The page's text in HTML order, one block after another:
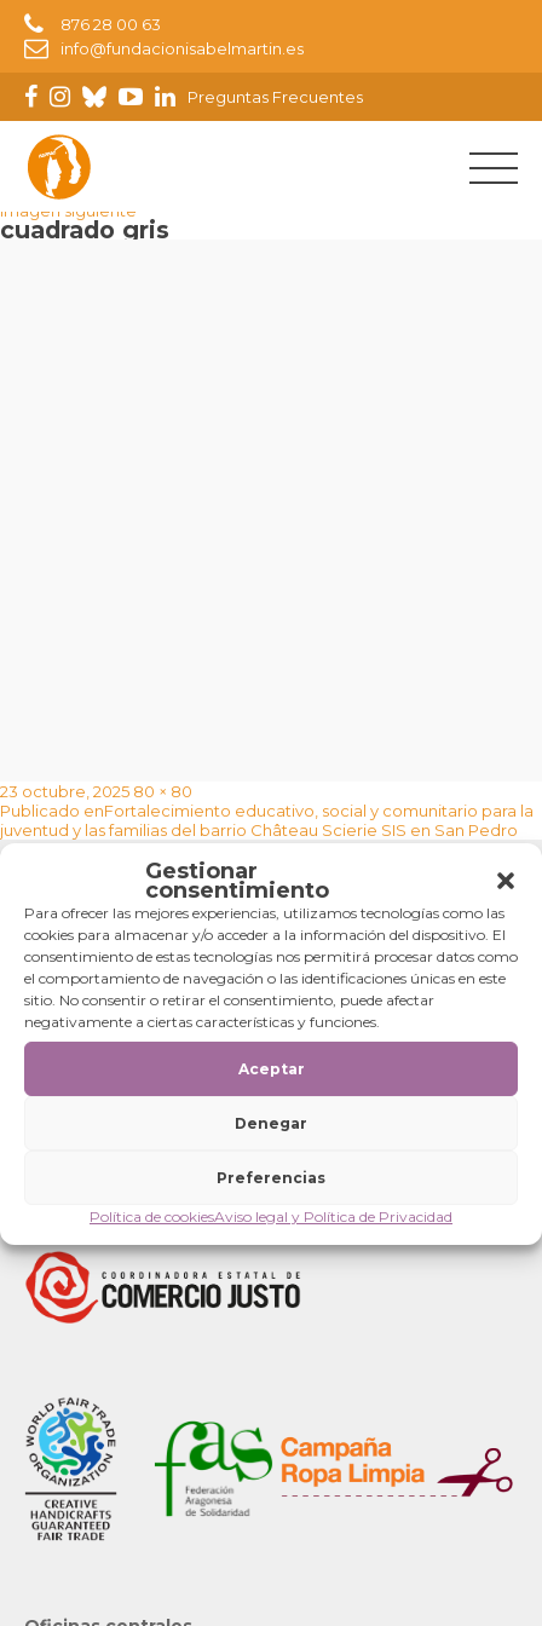
Gestionar
consentimiento
Para ofrecer las mejores experiencias, utilizamos tecnologías como las
cookies para almacenar y/o acceder a la información del dispositivo. El
consentimiento de estas tecnologías nos permitirá procesar datos como
el comportamiento de navegación o las identificaciones únicas en este
sitio. No consentir o retirar el consentimiento, puede afectar
negativamente a ciertas características y funciones.
Aceptar
Denegar
Preferencias
Política de cookiesAviso legal y Política de Privacidad
876 28 00 63
info@fundacionisabelmartin.es
Preguntas Frecuentes
Imagen anterior
Imagen siguiente
cuadrado gris
Publicado
el
23 octubre, 2025 Tamaño
completo
80 × 80
Navegación
de
entradas
Publicado enFortalecimiento educativo, social y comunitario para la
juventud y las familias del barrio Château Scierie SIS en San Pedro
Categorías